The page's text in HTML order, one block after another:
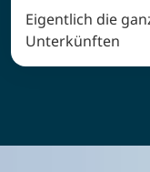
Eigentlich die
Unterkünften